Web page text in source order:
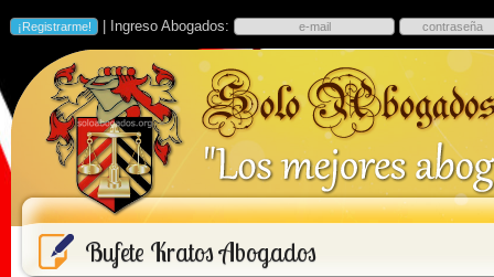
| Ingreso Abogados:
Bufete Kratos Abogados